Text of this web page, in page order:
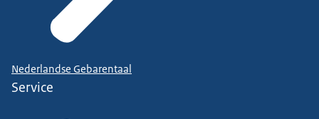
Nederlandse Gebarentaal
Service